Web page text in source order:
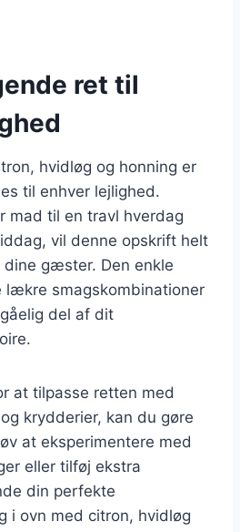
ret til
hvidløg og honning er
til enhver lejlighed.
mad til en travl hverdag
vil denne opskrift helt
gæster. Den enkle
lækre smagskombinationer
del af dit
at tilpasse retten med
krydderier, kan du gøre
at eksperimentere med
eller tilføj ekstra
din perfekte
i ovn med citron, hvidløg